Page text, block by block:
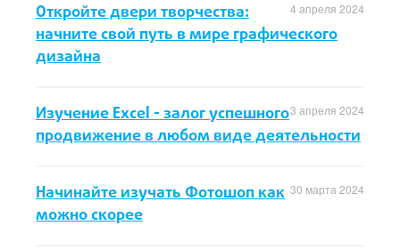
4 апреля 2024
Откройте двери творчества:
начните свой путь в мире графического
дизайна
3 апреля 2024
Изучение Excel - залог успешного
продвижение в любом виде деятельности
30 марта 2024
Начинайте изучать Фотошоп как
можно скорее